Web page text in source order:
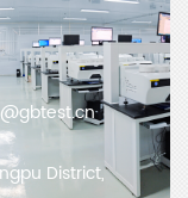
District,